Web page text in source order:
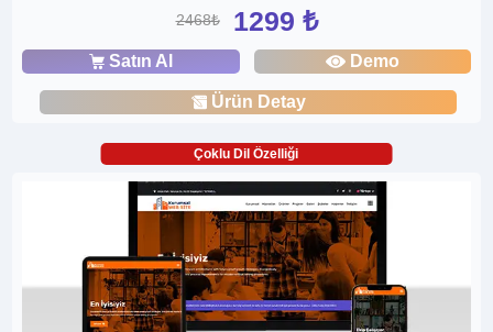
2468₺ 1299 ₺
Satın Al Demo
Ürün Detay
Çoklu Dil Özelliği